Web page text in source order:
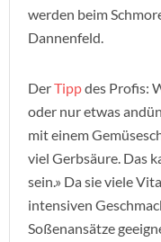
werden beim
Dannenfeld.
DerTippdes Profis:
oder nur etwas
mit einem
viel Gerbsäure. Das
sein.» Da sie viele
intensiven
Soßenansätze